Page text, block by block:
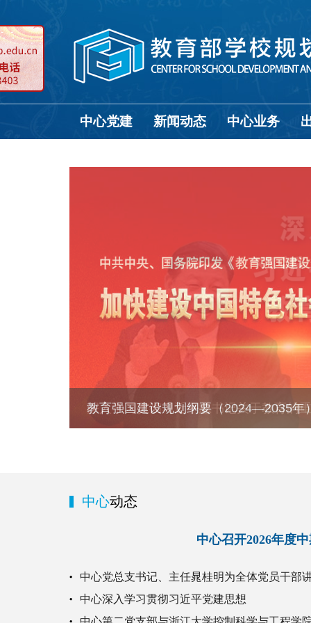
中心党建 新闻动态 中心业务
教育强国建设规划纲要（2024—2035年
中心动态
中心召开2026年度
中心党总支书记、主任晁桂明为全体党员干部
中心深入学习贯彻习近平党建思想